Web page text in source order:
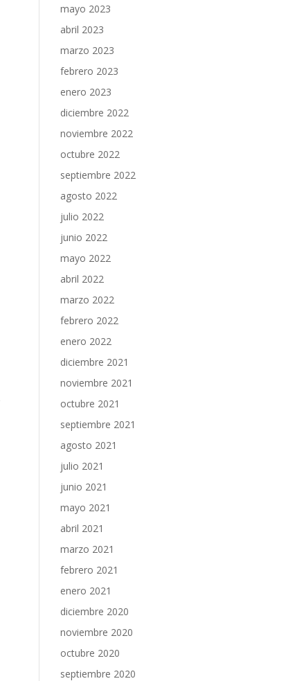
mayo 2023
abril 2023
marzo 2023
febrero 2023
enero 2023
diciembre 2022
noviembre 2022
octubre 2022
septiembre 2022
agosto 2022
julio 2022
junio 2022
mayo 2022
abril 2022
marzo 2022
febrero 2022
enero 2022
diciembre 2021
noviembre 2021
octubre 2021
septiembre 2021
agosto 2021
julio 2021
junio 2021
mayo 2021
abril 2021
marzo 2021
febrero 2021
enero 2021
diciembre 2020
noviembre 2020
octubre 2020
septiembre 2020